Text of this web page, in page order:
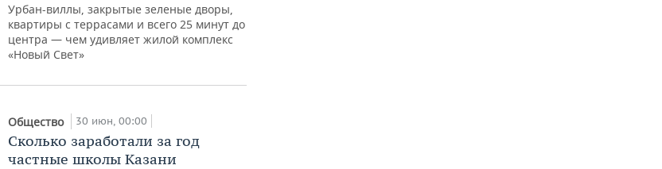
Урбан-виллы, закрытые зеленые дворы,
квартиры с террасами и всего 25 минут до
центра — чем удивляет жилой комплекс
«Новый Свет»
Общество 30 июн, 00:00
Сколько заработали за год
частные школы Казани